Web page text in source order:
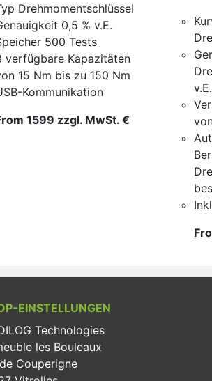
Drehmomentschlüssel
0,5 % v.E.
500 Tests
verfügbare Kapazitäten
15 Nm bis zu 150 Nm
Kommunikation
1599 zzgl. MwSt. €
v.E.
EINSTELLUNGEN
Technologies
les Bouleaux
Couperigne